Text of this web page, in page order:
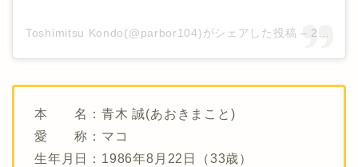
Toshimitsu Kondo(@parbor104)がシェアした投稿 – 2020年 1月月26日午前12時47分PST
本 名：青木 誠(あおきまこと)
愛 称：マコ
生年月日：1986年8月22日（33歳）